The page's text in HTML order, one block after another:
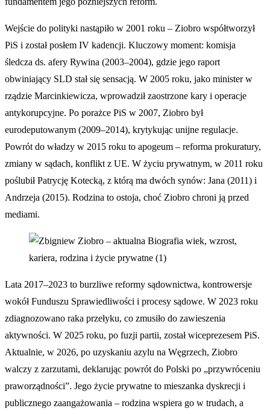
Wejście do polityki nastąpiło w 2001 roku – Ziobro współtworzył
PiS i został posłem IV kadencji. Kluczowy moment: komisja
śledcza ds. afery Rywina (2003–2004), gdzie jego raport
obwiniający SLD stał się sensacją. W 2005 roku, jako minister w
rządzie Marcinkiewicza, wprowadził zaostrzone kary i operacje
antykorupcyjne. Po porażce PiS w 2007, Ziobro był
eurodeputowanym (2009–2014), krytykując unijne regulacje.
Powrót do władzy w 2015 roku to apogeum – reforma prokuratury,
zmiany w sądach, konflikt z UE. W życiu prywatnym, w 2011 roku
poślubił Patrycję Kotecką, z którą ma dwóch synów: Jana (2011) i
Andrzeja (2015). Rodzina to ostoja, choć Ziobro chroni ją przed
mediami.
Lata 2017–2023 to burzliwe reformy sądownictwa, kontrowersje
wokół Funduszu Sprawiedliwości i procesy sądowe. W 2023 roku
zdiagnozowano raka przełyku, co zmusiło do zawieszenia
aktywności. W 2025 roku, po fuzji partii, został wiceprezesem PiS.
Aktualnie, w 2026, po uzyskaniu azylu na Węgrzech, Ziobro
walczy z zarzutami, deklarując powrót do Polski po „przywróceniu
praworządności”. Jego życie prywatne to mieszanka dyskrecji i
publicznego zaangażowania – rodzina wspiera go w trudach, a